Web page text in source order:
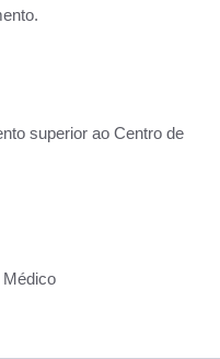
superior ao Centro de
Médico